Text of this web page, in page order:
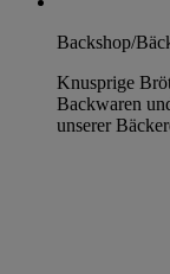
Backshop/
Knusprige
Backwaren
unserer